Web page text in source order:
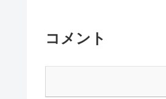
コメント